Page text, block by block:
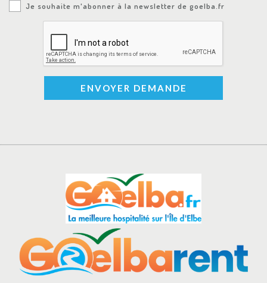
Je souhaite m'abonner à la newsletter de goelba.fr
ENVOYER DEMANDE